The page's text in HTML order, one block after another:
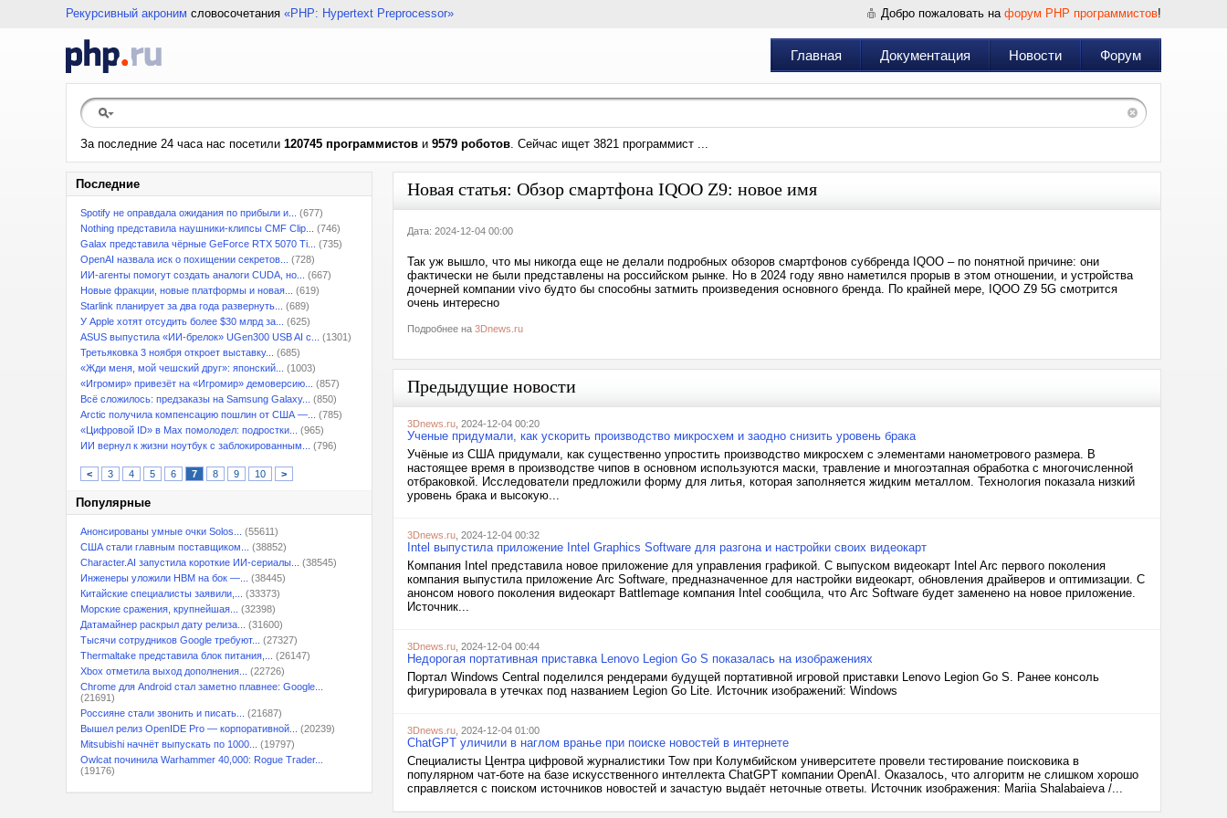
Рекурсивный акроним словосочетания «PHP: Hypertext Preprocessor» Добро пожаловать на форум PHP программистов!
Главная Документация Новости Форум
За последние 24 часа нас посетили 120745 программистов и 9579 роботов. Сейчас ищет 3821 программист ...
Последние
Spotify не оправдала ожидания по прибыли и...
(677)
Nothing представила наушники-клипсы CMF Clip...
(746)
Galax представила чёрные GeForce RTX 5070 Ti...
(735)
OpenAI назвала иск о похищении секретов...
(728)
ИИ-агенты помогут создать аналоги CUDA, но...
(667)
Новые фракции, новые платформы и новая...
(619)
Starlink планирует за два года развернуть...
(689)
У Apple хотят отсудить более $30 млрд за...
(625)
ASUS выпустила «ИИ-брелок» UGen300 USB AI с...
(1301)
Третьяковка 3 ноября откроет выставку...
(685)
«Жди меня, мой чешский друг»: японский...
(1003)
«Игромир» привезёт на «Игромир» демоверсию...
(857)
Всё сложилось: предзаказы на Samsung Galaxy...
(850)
Arctic получила компенсацию пошлин от США —...
(785)
«Цифровой ID» в Max помолодел: подростки...
(965)
ИИ вернул к жизни ноутбук с заблокированным...
(796)
< 3 4 5 6 7 8 9 10 >
Популярные
Анонсированы умные очки Solos...
(55611)
США стали главным поставщиком...
(38852)
Character.AI запустила короткие ИИ-сериалы...
(38545)
Инженеры уложили HBM на бок —...
(38445)
Китайские специалисты заявили,...
(33373)
Морские сражения, крупнейшая...
(32398)
Датамайнер раскрыл дату релиза...
(31600)
Тысячи сотрудников Google требуют...
(27327)
Thermaltake представила блок питания,...
(26147)
Xbox отметила выход дополнения...
(22726)
Chrome для Android стал заметно плавнее: Google...
(21691)
Россияне стали звонить и писать...
(21687)
Вышел релиз OpenIDE Pro — корпоративной...
(20239)
Mitsubishi начнёт выпускать по 1000...
(19797)
Owlcat починила Warhammer 40,000: Rogue Trader...
(19176)
Новая статья: Обзор смартфона IQOO Z9: новое имя
Дата: 2024-12-04 00:00
Так уж вышло, что мы никогда еще не делали подробных обзоров смартфонов суббренда IQOO – по понятной причине: они
фактически не были представлены на российском рынке. Но в 2024 году явно наметился прорыв в этом отношении, и устройства
дочерней компании vivo будто бы способны затмить произведения основного бренда. По крайней мере, IQOO Z9 5G смотрится
очень интересно
Подробнее на 3Dnews.ru
Предыдущие новости
3Dnews.ru , 2024-12-04 00:20
Ученые придумали, как ускорить производство микросхем и заодно снизить уровень брака
Учёные из США придумали, как существенно упростить производство микросхем с элементами нанометрового размера. В
настоящее время в производстве чипов в основном используются маски, травление и многоэтапная обработка с многочисленной
отбраковкой. Исследователи предложили форму для литья, которая заполняется жидким металлом. Технология показала низкий
уровень брака и высокую...
3Dnews.ru , 2024-12-04 00:32
Intel выпустила приложение Intel Graphics Software для разгона и настройки своих видеокарт
Компания Intel представила новое приложение для управления графикой. С выпуском видеокарт Intel Arc первого поколения
компания выпустила приложение Arc Software, предназначенное для настройки видеокарт, обновления драйверов и оптимизации. С
анонсом нового поколения видеокарт Battlemage компания Intel сообщила, что Arc Software будет заменено на новое приложение.
Источник...
3Dnews.ru , 2024-12-04 00:44
Недорогая портативная приставка Lenovo Legion Go S показалась на изображениях
Портал Windows Central поделился рендерами будущей портативной игровой приставки Lenovo Legion Go S. Ранее консоль
фигурировала в утечках под названием Legion Go Lite. Источник изображений: Windows
3Dnews.ru , 2024-12-04 01:00
ChatGPT уличили в наглом вранье при поиске новостей в интернете
Специалисты Центра цифровой журналистики Tow при Колумбийском университете провели тестирование поисковика в
популярном чат-боте на базе искусственного интеллекта ChatGPT компании OpenAI. Оказалось, что алгоритм не слишком хорошо
справляется с поиском источников новостей и зачастую выдаёт неточные ответы. Источник изображения: Mariia Shalabaieva /...